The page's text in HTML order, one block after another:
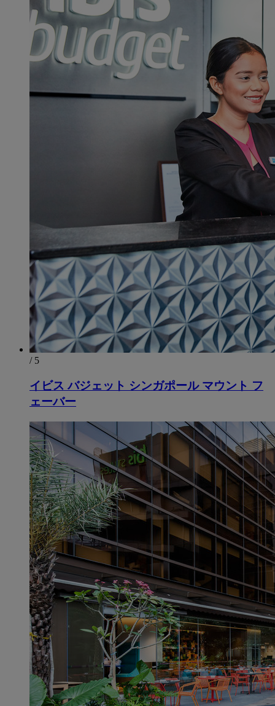
/ 5
イビス バジェット シンガポール マウント フ
ェーバー